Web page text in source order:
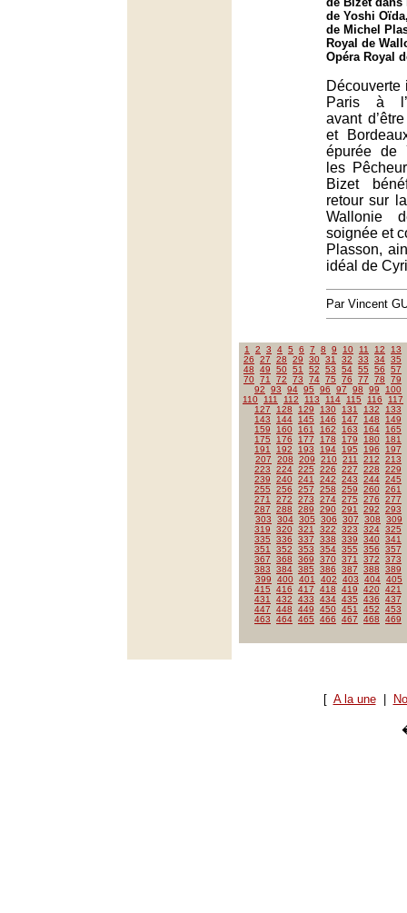
de Yoshi
de Michel
Royal de
Opéra Royal
Paris à
avant
et
épurée de
les
Bizet
retour sur
Wallonie
soignée et
Plasson,
idéal de
Par Vincent
1 2 3 4 5 6 7 8 9 10 11 12
13
26
27 28 29 30 31 32 33 34 35
48
49 50 51 52 53 54 55 56
57
70 71 72 73 74 75 76 77 78
79
92
93 94 95 96 97 98 99
100
110
111 112 113 114 115 116
117
127
128 129 130 131 132
133
143
144 145 146 147 148
149
159
160 161 162 163 164
165
175
176 177 178 179 180
181
191
192 193 194 195 196
197
207
208 209 210 211 212
213
223
224 225 226 227 228
229
239
240 241 242 243 244 245
255
256 257 258 259 260 261
271
272 273 274 275 276
277
287
288 289 290 291 292
293
303
304 305 306 307 308
309
319
320 321 322 323 324 325
335
336 337 338 339 340 341
351
352 353 354 355 356
357
367
368 369 370 371 372
373
383
384 385 386 387 388
389
399
400 401 402 403 404 405
415
416 417 418 419 420 421
431
432 433 434 435 436
437
447
448 449 450 451 452
453
463
464 465 466 467 468 469
[ A la une|